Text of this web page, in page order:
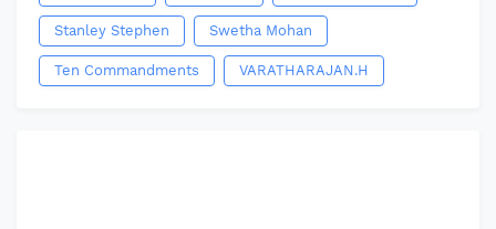
Stanley Stephen Swetha Mohan
Ten Commandments VARATHARAJAN.H